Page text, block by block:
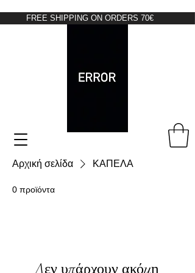
FREE SHIPPING ON ORDERS 70€
Αρχική σελίδα ΚΑΠΕΛΑ
0 προϊόντα
Δεν υπάρχουν ακόμη